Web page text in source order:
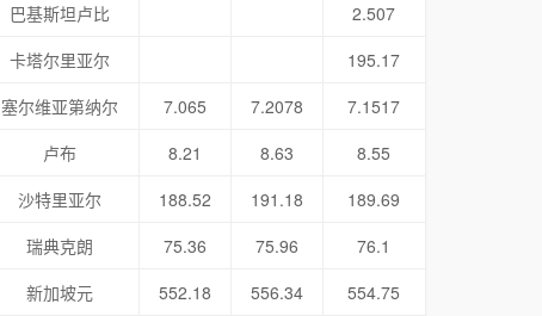
巴基斯坦卢比
2.507
卡塔尔里亚尔
195.17
塞尔维亚第纳尔
7.065 7.2078
7.1517
卢布
8.21 8.63
8.55
沙特里亚尔
188.52 191.18
189.69
瑞典克朗
75.36 75.96
76.1
新加坡元
552.18 556.34
554.75